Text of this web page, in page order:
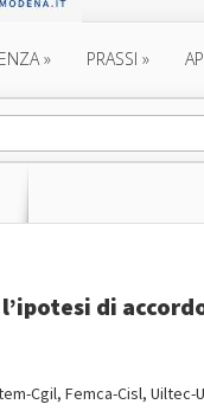
» PRASSI »
di
Cgil, Femca-Cisl,